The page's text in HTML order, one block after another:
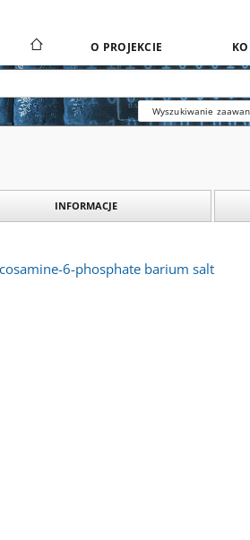
O PROJEKCIE
Wyszukiwanie
INFORMACJE
6-phosphate barium salt